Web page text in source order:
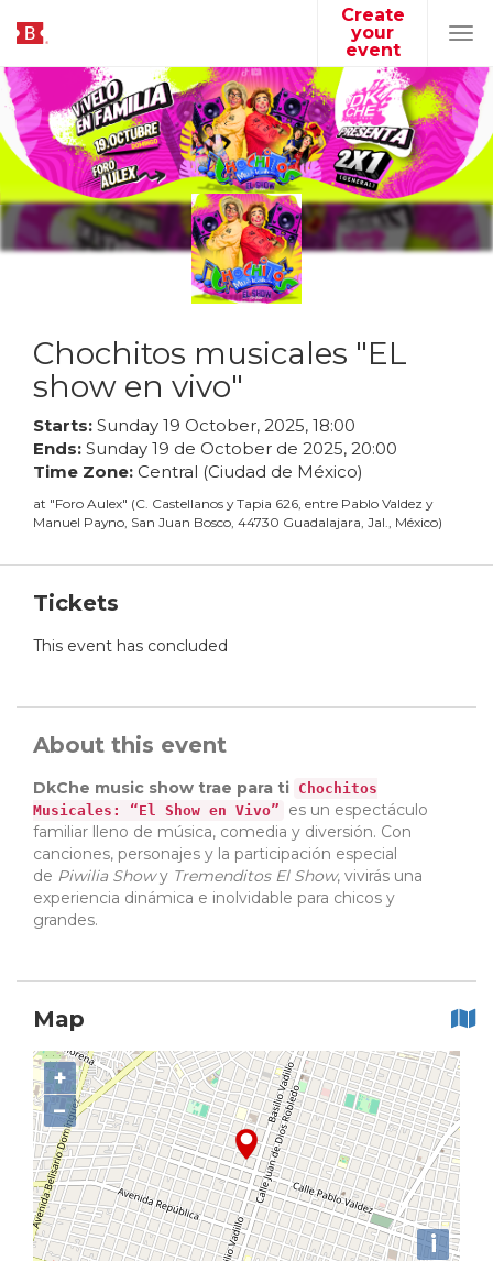
Create
your
event
Chochitos musicales "EL
show en vivo"
Starts: Sunday 19 October, 2025, 18:00
Ends: Sunday 19 de October de 2025, 20:00
Time Zone: Central (Ciudad de México)
at "Foro Aulex" (C. Castellanos y Tapia 626, entre Pablo Valdez y
Manuel Payno, San Juan Bosco, 44730 Guadalajara, Jal., México)
Tickets
This event has concluded
About this event
DkChe music show trae para ti Chochitos
Musicales: “El Show en Vivo”
es un espectáculo
familiar lleno de música, comedia y diversión. Con
canciones, personajes y la participación especial
de Piwilia Showy Tremenditos El Show, vivirás una
experiencia dinámica e inolvidable para chicos y
grandes.
Map
+
−
i